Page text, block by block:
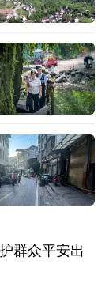
群众平安出